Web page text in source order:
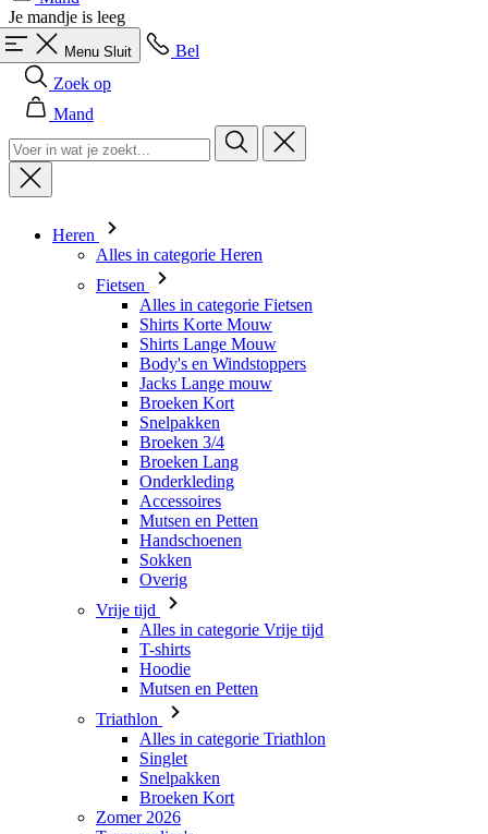
Mand
Heren
Alles in categorie Heren
Shirts Lange Mouw
Body's en Windstoppers
Jacks Lange mouw
Broeken Kort
Snelpakken
Broeken 3/4
Broeken Lang
Onderkleding
Accessoires
Mutsen en Petten
Handschoenen
Sokken
Overig
Vrije tijd
Alles in categorie Vrije tijd
T-shirts
Hoodie
Mutsen en Petten
Triathlon
Alles in categorie Triathlon
Singlet
Snelpakken
Broeken Kort
Zomer 2026
Team replica's
Speciale edities
Opruiming
Waardebonnen